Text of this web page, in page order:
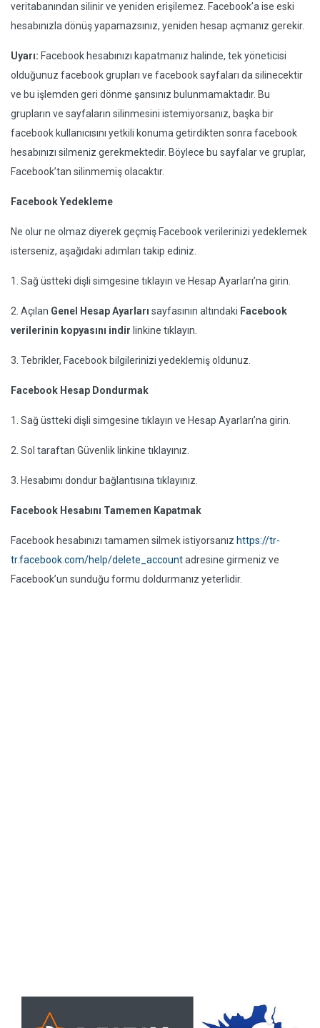
veritabanından silinir ve yeniden erişilemez. Facebook’a ise eski
hesabınızla dönüş yapamazsınız, yeniden hesap açmanız gerekir.
Uyarı: Facebook hesabınızı kapatmanız halinde, tek yöneticisi
olduğunuz facebook grupları ve facebook sayfaları da silinecektir
ve bu işlemden geri dönme şansınız bulunmamaktadır. Bu
grupların ve sayfaların silinmesini istemiyorsanız, başka bir
facebook kullanıcısını yetkili konuma getirdikten sonra facebook
hesabınızı silmeniz gerekmektedir. Böylece bu sayfalar ve gruplar,
Facebook’tan silinmemiş olacaktır.
Facebook Yedekleme
Ne olur ne olmaz diyerek geçmiş Facebook verilerinizi yedeklemek
isterseniz, aşağıdaki adımları takip ediniz.
1. Sağ üstteki dişli simgesine tıklayın ve Hesap Ayarları’na girin.
2. Açılan Genel Hesap Ayarları sayfasının altındaki Facebook
verilerinin kopyasını indir linkine tıklayın.
3. Tebrikler, Facebook bilgilerinizi yedeklemiş oldunuz.
Facebook Hesap Dondurmak
1. Sağ üstteki dişli simgesine tıklayın ve Hesap Ayarları’na girin.
2. Sol taraftan Güvenlik linkine tıklayınız.
3. Hesabımı dondur bağlantısına tıklayınız.
Facebook Hesabını Tamemen Kapatmak
Facebook hesabınızı tamamen silmek istiyorsanız https://tr-
tr.facebook.com/help/delete_accountadresine girmeniz ve
Facebook’un sunduğu formu doldurmanız yeterlidir.